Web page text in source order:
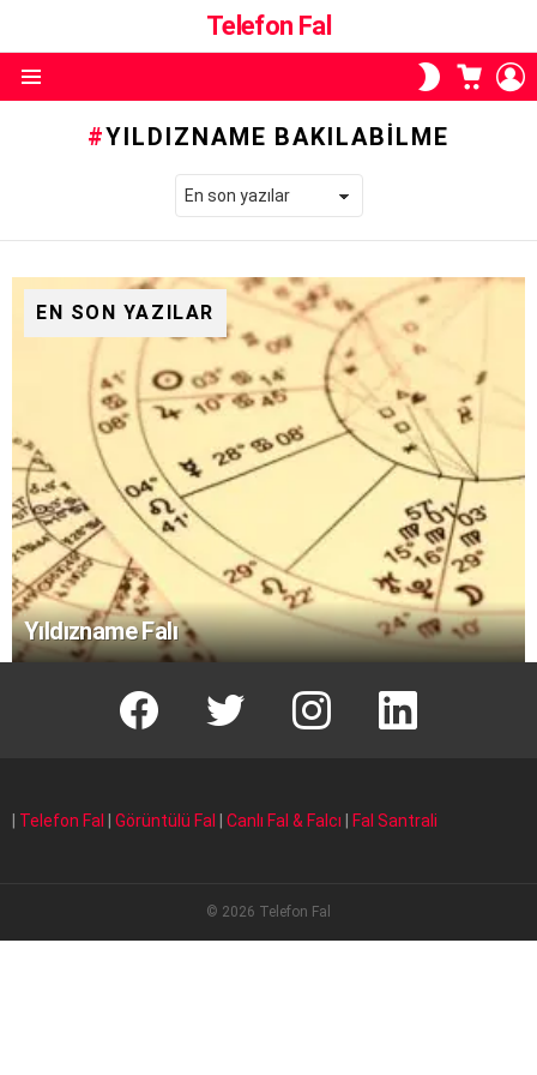
Telefon Fal
SKIN
ANAHTARI
SEPETI
YILDIZNAME BAKILABILME
EN SON YAZILAR
Yıldızname Falı
facebook T instagram Linkedin Fal
Telefon Fal Görüntülü Fal Canlı Fal & Falcı Fal Santrali
© 2026 Telefon Fal